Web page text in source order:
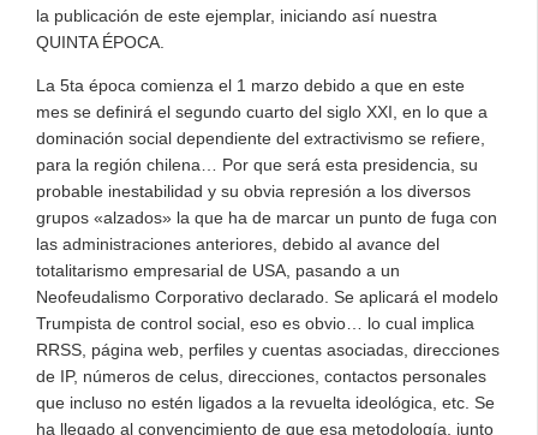
la publicación de este ejemplar, iniciando así nuestra
QUINTA ÉPOCA.
La 5ta época comienza el 1 marzo debido a que en este
mes se definirá el segundo cuarto del siglo XXI, en lo que a
dominación social dependiente del extractivismo se refiere,
para la región chilena… Por que será esta presidencia, su
probable inestabilidad y su obvia represión a los diversos
grupos «alzados» la que ha de marcar un punto de fuga con
las administraciones anteriores, debido al avance del
totalitarismo empresarial de USA, pasando a un
Neofeudalismo Corporativo declarado. Se aplicará el modelo
Trumpista de control social, eso es obvio… lo cual implica
RRSS, página web, perfiles y cuentas asociadas, direcciones
de IP, números de celus, direcciones, contactos personales
que incluso no estén ligados a la revuelta ideológica, etc. Se
ha llegado al convencimiento de que esa metodología, junto